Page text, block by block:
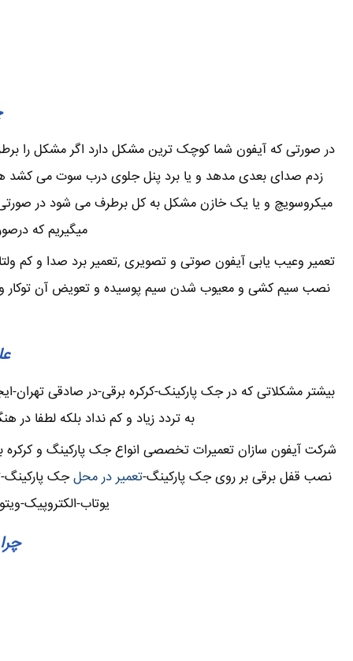
در صورتی که آیفون شما کوچک ترین مشکل دارد اگر مشکل را
زدم صدای بعدی مدهد و یا برد پنل جلوی درب سوت می کشد
میکروسویچ و یا یک خازن مشکل به کل برطرف می شود در صورتی
میگیریم که
تعمیر وعیب یابی آیفون صوتی و تصویری ,تعمیر برد صدا و کم
نصب سیم کشی و معیوب شدن سیم پوسیده و تعویض آن توکار و یا
بیشتر مشکلاتی که در جک پارکینک-کرکره برقی-در صادقی
به تردد زیاد و کم نداد بلکه لطفا در
شرکت آیفون سازان تعمیرات تخصصی انواع جک پارکینگ و کرکره
نصب قفل برقی بر روی جک پارکینگ-تعمیر در محلجک پارکینگ-
یوتاب-الکتروپیک-